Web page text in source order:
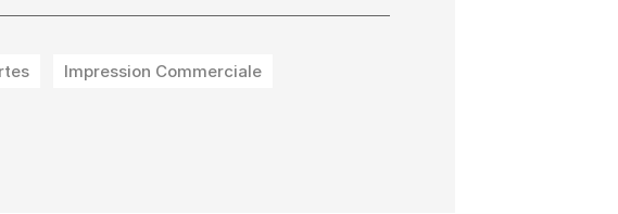
Impression Commerciale